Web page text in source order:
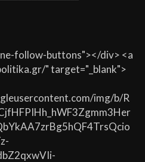
follow-buttons"></div> <a
" target="_blank">
img/b/R